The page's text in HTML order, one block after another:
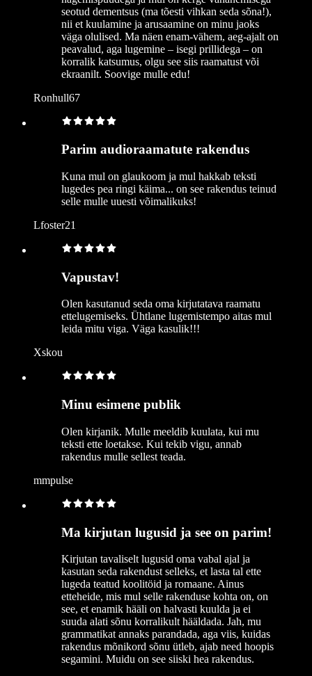
seotud dementsus (ma tõesti vihkan seda sõna!),
nii et kuulamine ja arusaamine on minu jaoks
väga olulised. Ma näen enam-vähem, aeg-ajalt on
peavalud, aga lugemine – isegi prillidega – on
korralik katsumus, olgu see siis raamatust või
ekraanilt. Soovige mulle edu!
Ronhull67
Parim audioraamatute rakendus
Kuna mul on glaukoom ja mul hakkab teksti
lugedes pea ringi käima... on see rakendus teinud
selle mulle uuesti võimalikuks!
Lfoster21
Vapustav!
Olen kasutanud seda oma kirjutatava raamatu
ettelugemiseks. Ühtlane lugemistempo aitas mul
leida mitu viga. Väga kasulik!!!
Xskou
Minu esimene publik
Olen kirjanik. Mulle meeldib kuulata, kui mu
teksti ette loetakse. Kui tekib vigu, annab
rakendus mulle sellest teada.
mmpulse
Ma kirjutan lugusid ja see on parim!
Kirjutan tavaliselt lugusid oma vabal ajal ja
kasutan seda rakendust selleks, et lasta tal ette
lugeda teatud koolitöid ja romaane. Ainus
etteheide, mis mul selle rakenduse kohta on, on
see, et enamik hääli on halvasti kuulda ja ei
suuda alati sõnu korralikult hääldada. Jah, mu
grammatikat annaks parandada, aga viis, kuidas
rakendus mõnikord sõnu ütleb, ajab need hoopis
segamini. Muidu on see siiski hea rakendus.